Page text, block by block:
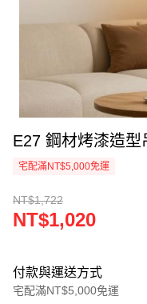
E27 鋼材烤漆造
宅配滿NT$5,000免運
NT$1,722
NT$1,020
付款與運送方式
宅配滿NT$5,000免運